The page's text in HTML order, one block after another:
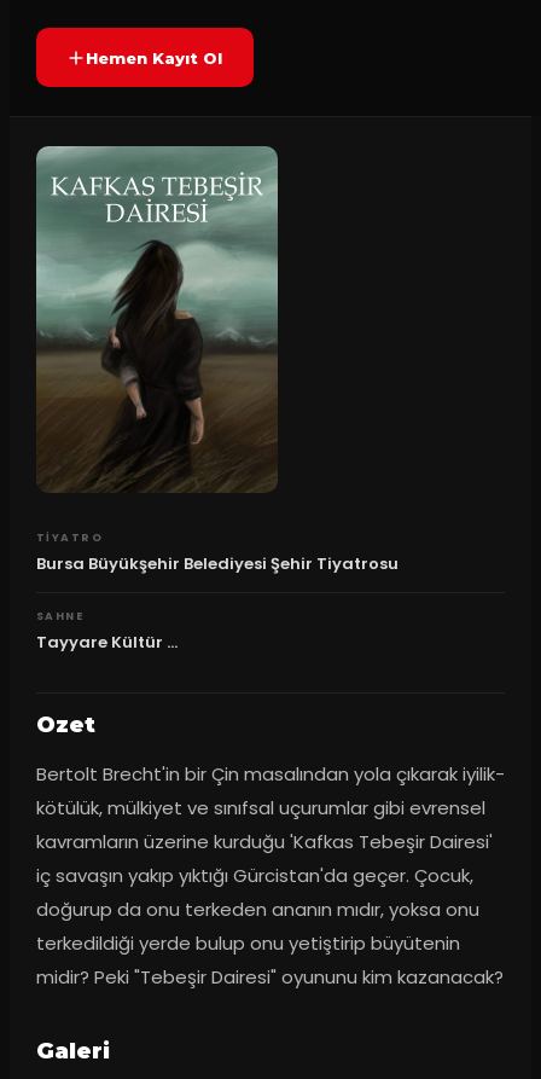
Hemen Kayıt Ol
TIYATRO
Bursa Büyükşehir Belediyesi Şehir Tiyatrosu
SAHNE
Tayyare Kültür ...
Ozet
Bertolt Brecht'in bir Çin masalından yola çıkarak iyilik-
kötülük, mülkiyet ve sınıfsal uçurumlar gibi evrensel
kavramların üzerine kurduğu 'Kafkas Tebeşir Dairesi'
iç savaşın yakıp yıktığı Gürcistan'da geçer. Çocuk,
doğurup da onu terkeden ananın mıdır, yoksa onu
terkedildiği yerde bulup onu yetiştirip büyütenin
midir? Peki "Tebeşir Dairesi" oyununu kim kazanacak?
Galeri